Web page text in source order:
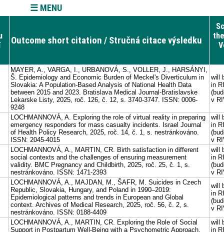
☰ MENU
Outcome short citation / Stručná citace výsledku